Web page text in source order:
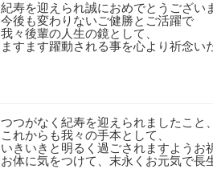
紀寿を迎えられ誠におめでとうござい
今後も変わりないご健勝とご活躍で
我々後輩の人生の鏡として、
ますます躍動される事を心より祈念い
つつがなく紀寿を迎えられましたこと
これからも我々の手本として、
いきいきと明るく過ごされますようお
お体に気をつけて、末永くお元気で長